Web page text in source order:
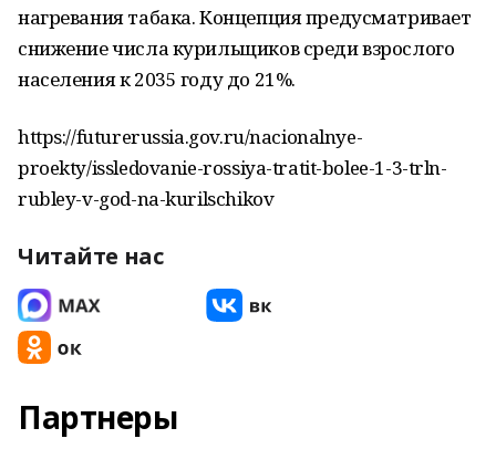
нагревания табака. Концепция предусматривает
снижение числа курильщиков среди взрослого
населения к 2035 году до 21%.
https://futurerussia.gov.ru/nacionalnye-
proekty/issledovanie-rossiya-tratit-bolee-1-3-trln-
rubley-v-god-na-kurilschikov
Читайте нас
Партнеры